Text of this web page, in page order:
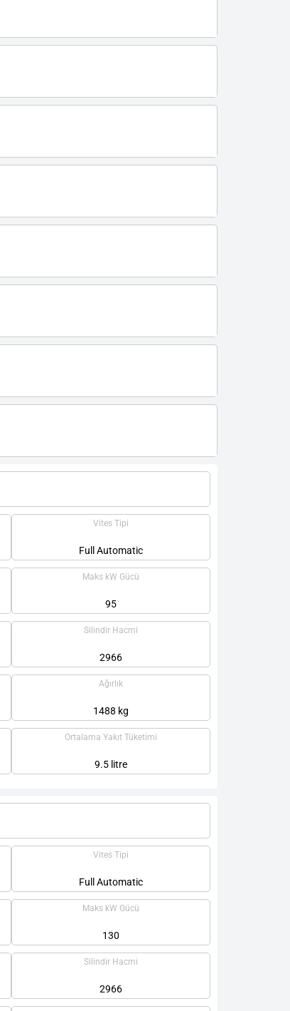
Vites Tipi
Full Automatic
Maks kW Gücü
95
Silindir Hacmi
2966
Ağırlık
1488 kg
Ortalama Yakıt Tüketimi
9.5 litre
Vites Tipi
Full Automatic
Maks kW Gücü
130
Silindir Hacmi
2966